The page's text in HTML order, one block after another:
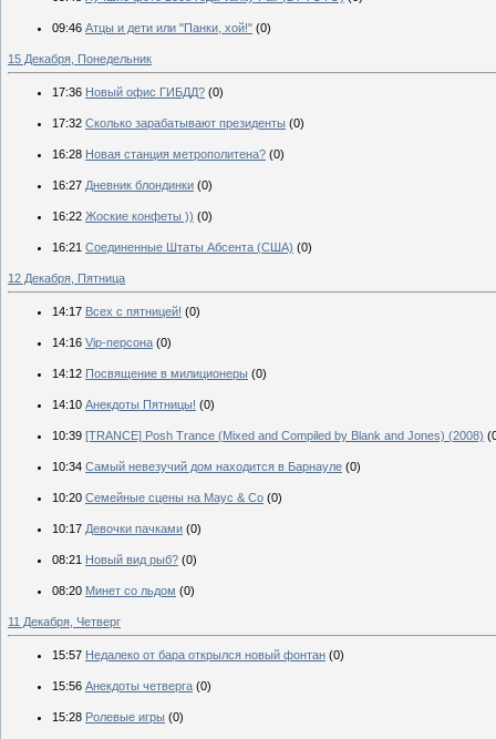
09:46 Атцы и дети или "Панки, хой!" (0)
15 Декабря, Понедельник
17:36 Новый офис ГИБДД? (0)
17:32 Сколько зарабатывают президенты (0)
16:28 Новая станция метрополитена? (0)
16:27 Дневник блондинки (0)
16:22 Жоские конфеты )) (0)
16:21 Соединенные Штаты Абсента (США) (0)
12 Декабря, Пятница
14:17 Всех с пятницей! (0)
14:16 Vip-персона (0)
14:12 Посвящение в милиционеры (0)
14:10 Анекдоты Пятницы! (0)
10:39 [TRANCE] Posh Trance (Mixed and Compiled by Blank and Jones) (2008)
10:34 Самый невезучий дом находится в Барнауле (0)
10:20 Семейные сцены на Маус & Со (0)
10:17 Девочки пачками (0)
08:21 Новый вид рыб? (0)
08:20 Минет со льдом (0)
11 Декабря, Четверг
15:57 Недалеко от бара открылся новый фонтан (0)
15:56 Анекдоты четверга (0)
15:28 Ролевые игры (0)